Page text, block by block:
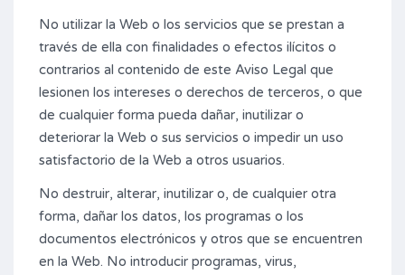
No utilizar la Web o los servicios que se prestan a
través de ella con finalidades o efectos ilícitos o
contrarios al contenido de este Aviso Legal que
lesionen los intereses o derechos de terceros, o que
de cualquier forma pueda dañar, inutilizar o
deteriorar la Web o sus servicios o impedir un uso
satisfactorio de la Web a otros usuarios.
No destruir, alterar, inutilizar o, de cualquier otra
forma, dañar los datos, los programas o los
documentos electrónicos y otros que se encuentren
en la Web. No introducir programas, virus,